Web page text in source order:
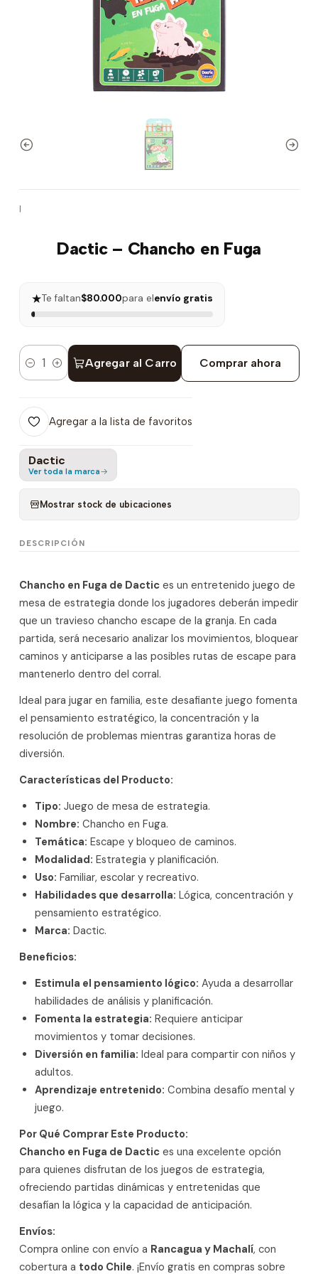
|
Dactic – Chancho en Fuga
★Te faltan$80.000para elenvío gratis
Cantidad Agregar al Carro Comprar ahora
Agregar a la lista de favoritos
Dactic
Ver toda la marca
Mostrar stock de ubicaciones
DESCRIPCIÓN
Chancho en Fuga de Dactices un entretenido juego de
mesa de estrategia donde los jugadores deberán impedir
que un travieso chancho escape de la granja. En cada
partida, será necesario analizar los movimientos, bloquear
caminos y anticiparse a las posibles rutas de escape para
mantenerlo dentro del corral.
Ideal para jugar en familia, este desafiante juego fomenta
el pensamiento estratégico, la concentración y la
resolución de problemas mientras garantiza horas de
diversión.
Características del Producto:
Tipo: Juego de mesa de estrategia.
Nombre: Chancho en Fuga.
Temática: Escape y bloqueo de caminos.
Modalidad: Estrategia y planificación.
Uso: Familiar, escolar y recreativo.
Habilidades que desarrolla: Lógica, concentración y
pensamiento estratégico.
Marca: Dactic.
Beneficios:
Estimula el pensamiento lógico: Ayuda a desarrollar
habilidades de análisis y planificación.
Fomenta la estrategia: Requiere anticipar
movimientos y tomar decisiones.
Diversión en familia: Ideal para compartir con niños y
adultos.
Aprendizaje entretenido: Combina desafío mental y
juego.
Por Qué Comprar Este Producto:
Chancho en Fuga de Dactices una excelente opción
para quienes disfrutan de los juegos de estrategia,
ofreciendo partidas dinámicas y entretenidas que
desafían la lógica y la capacidad de anticipación.
Envíos:
Compra online con envío a Rancagua y Machalí, con
cobertura a todo Chile. ¡Envío gratis en compras sobre